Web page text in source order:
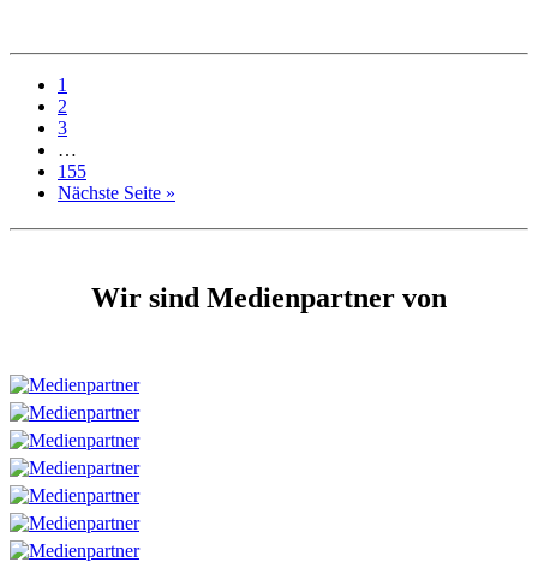
1
2
3
…
155
Nächste Seite »
Wir sind Medienpartner von